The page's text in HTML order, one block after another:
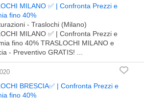
MILANO ✅ | Confronta Prezzi e
fino 40%
- Traslochi (Milano)
MILANO ✅ | Confronta Prezzi e
fino 40% TRASLOCHI MILANO e
- Preventivo GRATIS! ...
BRESCIA✅ | Confronta Prezzi e
fino 40%